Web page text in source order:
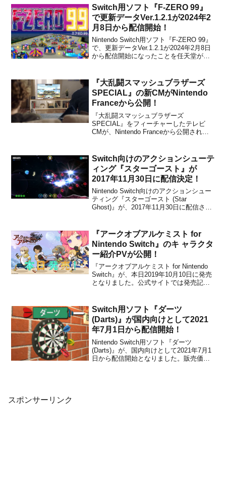
ンテンツの購入」項目の追加・「装備切
り替え」機能の追加・「ガ...
Switch用ソフト『F-ZERO 99』
で更新データVer.1.2.1が2024年2
月8日から配信開始！
Nintendo Switch用ソフト『F-ZERO 99』
で、更新データVer.1.2.1が2024年2月8日
から配信開始になったことを任天堂が発
る不具合を修正したパッチになるとのこ
と。【ニンテ...
『大乱闘スマッシュブラザーズ
SPECIAL』の新CMがNintendo
Franceから公開！
『大乱闘スマッシュブラザーズ
SPECIAL』をフィーチャーしたテレビ
CMが、Nintendo Franceから公開されま
Switch向けのアクションシューテ
ィング『スターゴースト』が
2017年11月30日に配信決定！
Nintendo Switch向けのアクションシュー
ティング『スターゴースト (Star
Ghost)』が、2017年11月30日に配信され
スターファイターを操り、メタゴン帝国
の敵を撃墜しながらステージを進む...
『アークオブアルケミスト for
Nintendo Switch』のキ ャラクタ
ー紹介PVが公開！
『アークオブアルケミスト for Nintendo
Switch』が、本日2019年10月10日に発売
となりました。公式サイトでは発売記念
す。パッチの内容は下記の通りです。■バ
ージョン1.01・配信日...
Switch用ソフト『ダーツ
(Darts)』が国内向けとして2021
年7月1日から配信開始！
Nintendo Switch用ソフト『ダーツ
(Darts)』が、国内向けとして2021年7月1
日から配信開始となりました。販売価格
スポンサーリンク